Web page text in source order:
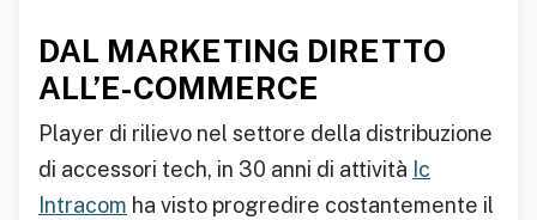
DAL MARKETING DIRETTO
ALL’E-COMMERCE
Player di rilievo nel settore della distribuzione
di accessori tech, in 30 anni di attività Ic
Intracom ha visto progredire costantemente il